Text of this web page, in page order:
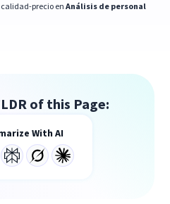
precio en Análisis de personal
of this Page:
With AI